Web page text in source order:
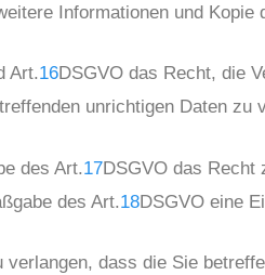
Informationen und Kopie
Art.16DSGVO das Recht, die
unrichtigen Daten zu
des Art.17DSGVO das Recht
des Art.18DSGVO eine
verlangen, dass die Sie